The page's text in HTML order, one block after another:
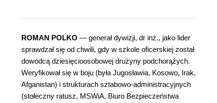
ROMAN POLKO — generał dywizji, dr inż., jako lider
sprawdzał się od chwili, gdy w szkole oficerskiej został
dowódcą dziesięcioosobowej drużyny podchorążych.
Weryfikował się w boju (była Jugosławia, Kosowo, Irak,
Afganistan) i strukturach sztabowo-administracyjnych
(stołeczny ratusz, MSWiA, Biuro Bezpieczeństwa